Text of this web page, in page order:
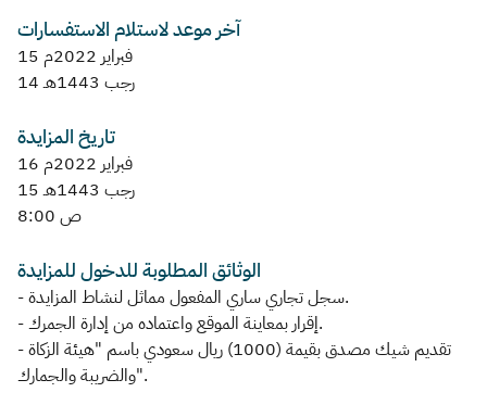
آخر موعد لاستلام الاستفسارات
تاريخ المزايدة
15 رجب 1443هـ
8:00 ص
الوثائق المطلوبة للدخول للمزايدة
- سجل تجاري ساري المفعول مماثل لنشاط المزايدة.
- إقرار بمعاينة الموقع واعتماده من إدارة الجمرك.
- تقديم شيك مصدق بقيمة (1000) ريال سعودي باسم "هيئة الزكاة
والضريبة والجمارك".